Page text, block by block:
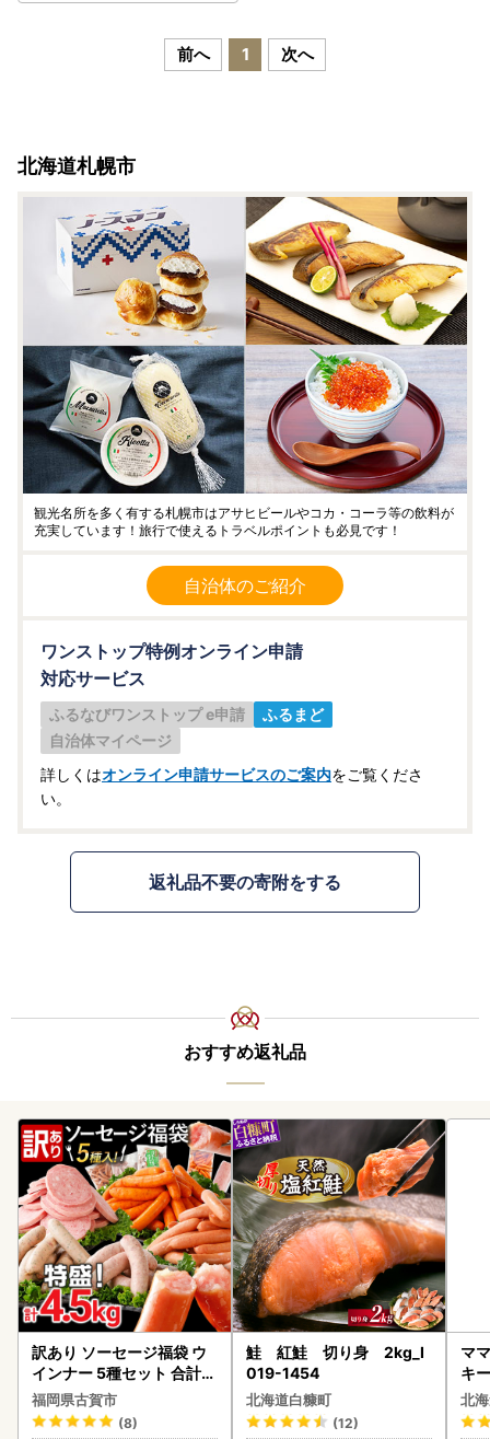
前へ 1 次へ
北海道札幌市
観光名所を多く有する札幌市はアサヒビールやコカ・コーラ等の飲料が
充実しています！旅行で使えるトラベルポイントも必見です！
自治体のご紹介
ワンストップ特例オンライン申請
対応サービス
ふるなびワンストップ e申請
ふるまど
自治体マイページ
詳しくはオンライン申請サービスのご案内をご覧くださ
い。
返礼品不要の寄附をする
おすすめ返礼品
訳あり ソーセージ福袋 ウ
インナー 5種セット 合計4.
5kg ソーセージ
福岡県古賀市
(8)
鮭 紅鮭 切り身 2kg_I
019-1454
北海道白糠町
(12)
マ
キ
ズ
0
北